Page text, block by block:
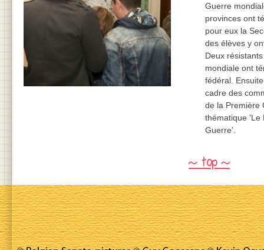
Guerre
provinces ont
pour eux la
des élèves y
Deux
mondiale ont
fédéral.
cadre des
de la Première
thématique 'Le
Guerre'.
~ top ~